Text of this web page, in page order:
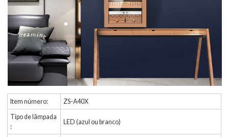
Item número:
ZS-A40X
Tipo de lâmpada
:
LED (azul ou branco)